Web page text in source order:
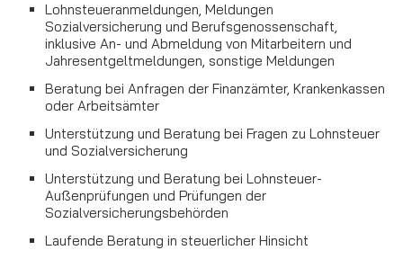
Lohnsteueranmeldungen, Meldungen
Sozialversicherung und Berufsgenossenschaft,
inklusive An- und Abmeldung von Mitarbeitern und
Jahresentgeltmeldungen, sonstige Meldungen
Beratung bei Anfragen der Finanzämter, Krankenkassen
oder Arbeitsämter
Unterstützung und Beratung bei Fragen zu Lohnsteuer
und Sozialversicherung
Unterstützung und Beratung bei Lohnsteuer-
Außenprüfungen und Prüfungen der
Sozialversicherungsbehörden
Laufende Beratung in steuerlicher Hinsicht